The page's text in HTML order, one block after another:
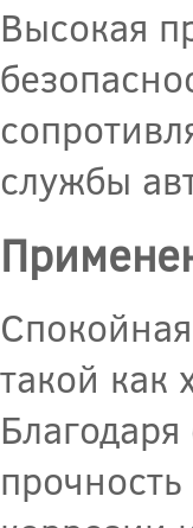
Высокая
службы
такой как